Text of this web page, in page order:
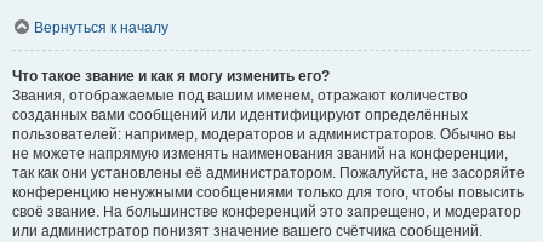
Вернуться к началу
Что такое звание и как я могу изменить его?
Звания, отображаемые под вашим именем, отражают количество
созданных вами сообщений или идентифицируют определённых
пользователей: например, модераторов и администраторов. Обычно вы
не можете напрямую изменять наименования званий на конференции,
так как они установлены её администратором. Пожалуйста, не засоряйте
конференцию ненужными сообщениями только для того, чтобы повысить
своё звание. На большинстве конференций это запрещено, и модератор
или администратор понизят значение вашего счётчика сообщений.